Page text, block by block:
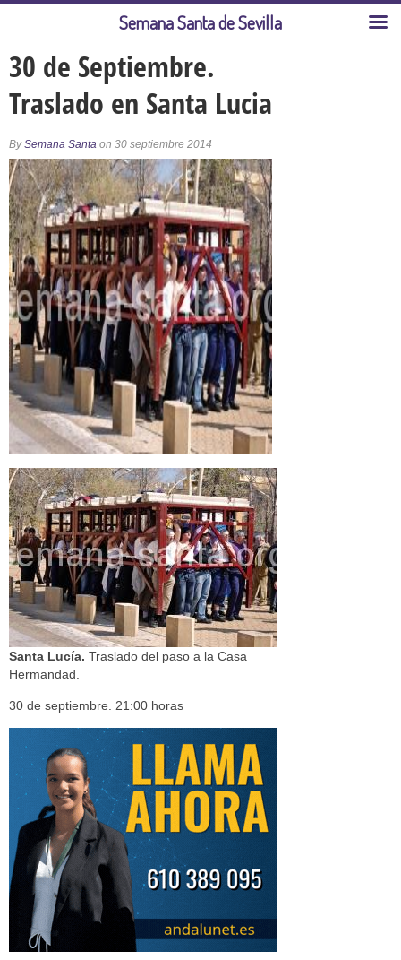
30 de Septiembre.
Traslado en Santa Lucia
BySemana Santa on 30 septiembre 2014
Santa Lucía. Traslado del paso a la Casa
Hermandad.
30 de septiembre. 21:00 horas
Semana Santa de Sevilla